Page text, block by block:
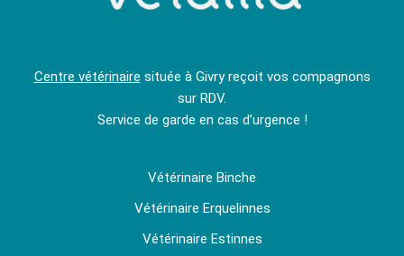
Centre vétérinaire située à Givry reçoit vos compagnons
sur RDV.
Service de garde en cas d’urgence !
Vétérinaire Binche
Vétérinaire Erquelinnes
Vétérinaire Estinnes